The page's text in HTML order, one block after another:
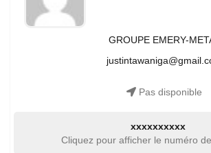
GROUPE EMERY-
Pas disponible
xxxxxxxxxx
Cliquez pour afficher le numéro